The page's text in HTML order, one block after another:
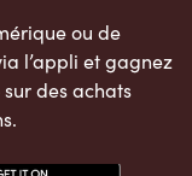
ou de
l’appli et gagnez
des achats